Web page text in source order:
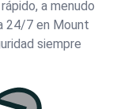
a menudo
24/7 en Mount
siempre